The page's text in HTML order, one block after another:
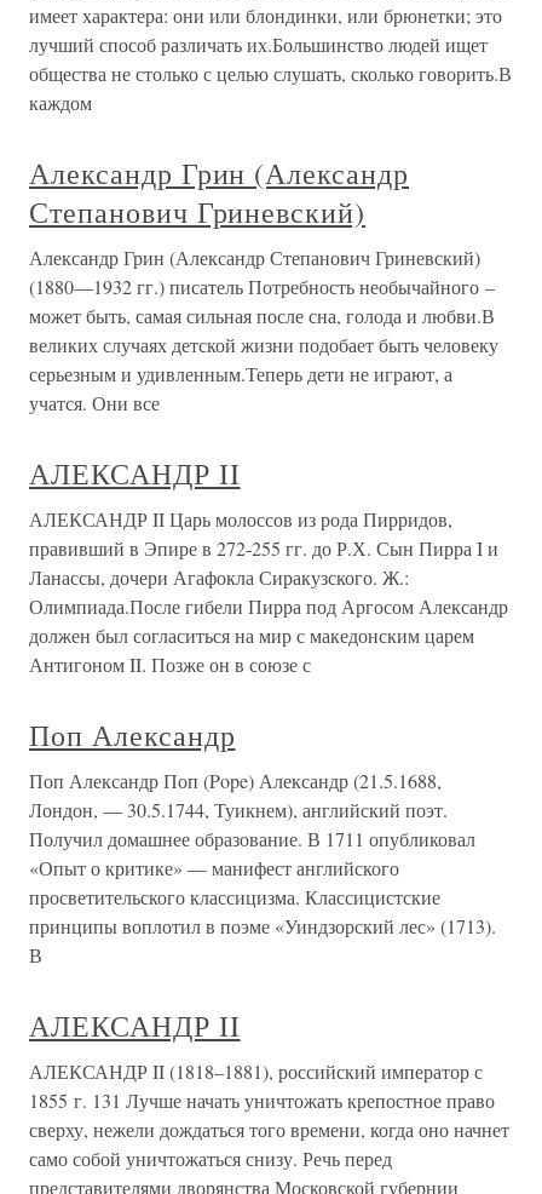
имеет характера: они или блондинки, или брюнетки; это
лучший способ различать их.Большинство людей ищет
общества не столько с целью слушать, сколько говорить.В
каждом
Александр Грин (Александр
Степанович Гриневский)
Александр Грин (Александр Степанович Гриневский)
(1880—1932 гг.) писатель Потребность необычайного –
может быть, самая сильная после сна, голода и любви.В
великих случаях детской жизни подобает быть человеку
серьезным и удивленным.Теперь дети не играют, а
учатся. Они все
АЛЕКСАНДР II
АЛЕКСАНДР II Царь молоссов из рода Пирридов,
правивший в Эпире в 272-255 гг. до Р.Х. Сын Пирра I и
Ланассы, дочери Агафокла Сиракузского. Ж.:
Олимпиада.После гибели Пирра под Аргосом Александр
должен был согласиться на мир с македонским царем
Антигоном II. Позже он в союзе с
Поп Александр
Поп Александр Поп (Pope) Александр (21.5.1688,
Лондон, — 30.5.1744, Туикнем), английский поэт.
Получил домашнее образование. В 1711 опубликовал
«Опыт о критике» — манифест английского
просветительского классицизма. Классицистские
принципы воплотил в поэме «Уиндзорский лес» (1713).
В
АЛЕКСАНДР II
АЛЕКСАНДР II (1818–1881), российский император с
1855 г. 131 Лучше начать уничтожать крепостное право
сверху, нежели дождаться того времени, когда оно начнет
само собой уничтожаться снизу. Речь перед
представителями дворянства Московской губернии